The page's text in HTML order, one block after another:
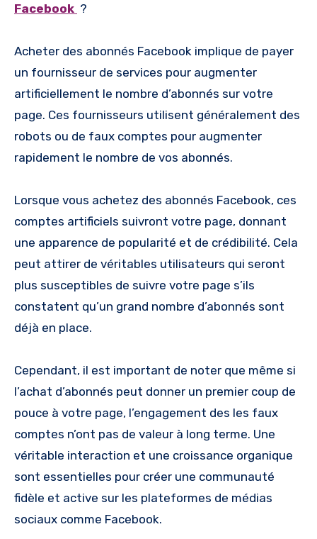
Facebook ?
Acheter des abonnés Facebook implique de payer
un fournisseur de services pour augmenter
artificiellement le nombre d’abonnés sur votre
page. Ces fournisseurs utilisent généralement des
robots ou de faux comptes pour augmenter
rapidement le nombre de vos abonnés.
Lorsque vous achetez des abonnés Facebook, ces
comptes artificiels suivront votre page, donnant
une apparence de popularité et de crédibilité. Cela
peut attirer de véritables utilisateurs qui seront
plus susceptibles de suivre votre page s’ils
constatent qu’un grand nombre d’abonnés sont
déjà en place.
Cependant, il est important de noter que même si
l’achat d’abonnés peut donner un premier coup de
pouce à votre page, l’engagement des les faux
comptes n’ont pas de valeur à long terme. Une
véritable interaction et une croissance organique
sont essentielles pour créer une communauté
fidèle et active sur les plateformes de médias
sociaux comme Facebook.